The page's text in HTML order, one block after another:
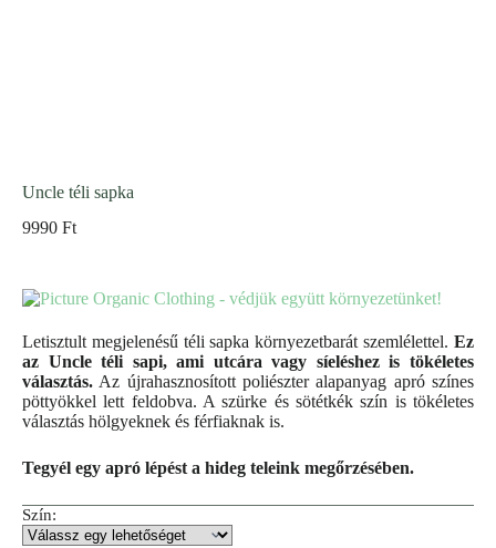
Uncle téli sapka
9990 Ft
Letisztult megjelenésű téli sapka környezetbarát szemlélettel. Ez
az Uncle téli sapi, ami utcára vagy síeléshez is tökéletes
választás. Az újrahasznosított poliészter alapanyag apró színes
pöttyökkel lett feldobva. A szürke és sötétkék szín is tökéletes
választás hölgyeknek és férfiaknak is.
Tegyél egy apró lépést a hideg teleink megőrzésében.
Szín: